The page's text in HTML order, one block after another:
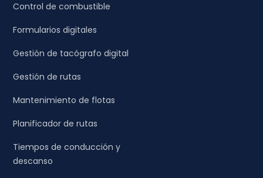
Control de combustible
Formularios digitales
Gestión de tacógrafo digital
Gestión de rutas
Mantenimiento de flotas
Planificador de rutas
Tiempos de conducción y
descanso